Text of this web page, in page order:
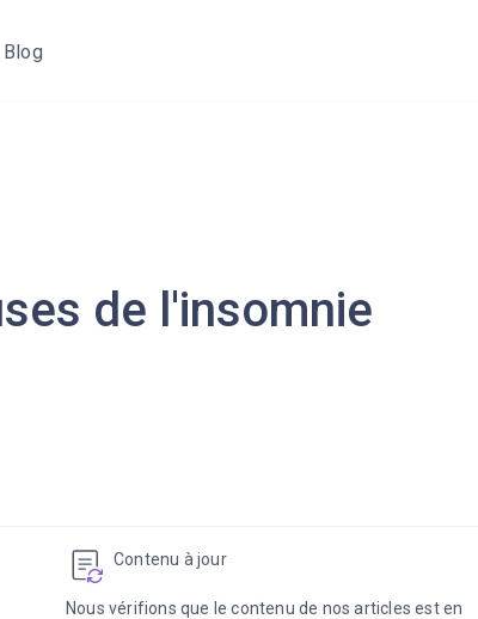
Blog
de l'insomnie
Contenu à jour
Nous vérifions que le contenu de nos articles est en